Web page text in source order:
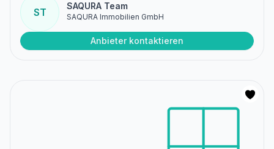
ST
SAQURA Team
SAQURA Immobilien GmbH
Anbieter kontaktieren